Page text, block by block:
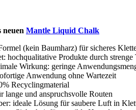
neuen Mantle Liquid Chalk
(kein Baumharz) für sicheres
hochqualitative Produkte durch
Wirkung: geringe
Anwendung ohne Wartezeit
Recyclingmaterial
lange und anspruchsvolle Routen
ideale Lösung für saubere Luft in